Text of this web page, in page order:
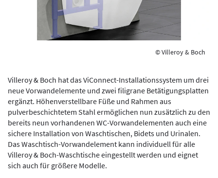
© Villeroy & Boch
Villeroy & Boch hat das ViConnect-Installationssystem um drei
neue Vorwandelemente und zwei filigrane Betätigungsplatten
ergänzt. Höhenverstellbare Füße und Rahmen aus
pulverbeschichtetem Stahl ermöglichen nun zusätzlich zu den
bereits neun vorhandenen WC-Vorwandelementen auch eine
sichere Installation von Waschtischen, Bidets und Urinalen.
Das Waschtisch-Vorwandelement kann individuell für alle
Villeroy & Boch-Waschtische eingestellt werden und eignet
sich auch für größere Modelle.